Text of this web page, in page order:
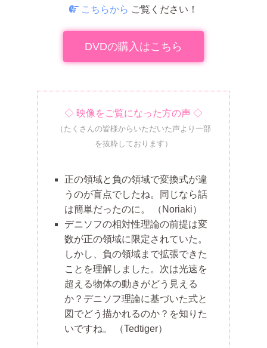
こちらから ご覧ください！
DVDの購入はこちら
◇ 映像をご覧になった方の声 ◇
（たくさんの皆様からいただいた声より一部
を抜粋しております）
正の領域と負の領域で変換式が違
うのが盲点でしたね。同じなら話
は簡単だったのに。
（Noriaki）
デニソフの相対性理論の前提は変
数が正の領域に限定されていた。
しかし、負の領域まで拡張できた
ことを理解しました。次は光速を
超える物体の動きがどう見える
か？デニソフ理論に基づいた式と
図でどう描かれるのか？を知りた
いですね。
（Tedtiger）